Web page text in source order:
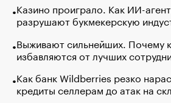
Казино проиграло. Как ИИ-
разрушают букмекерскую
Выживают сильнейших. Почему
избавляются от лучших
Как банк Wildberries резко
кредиты селлерам до атак на